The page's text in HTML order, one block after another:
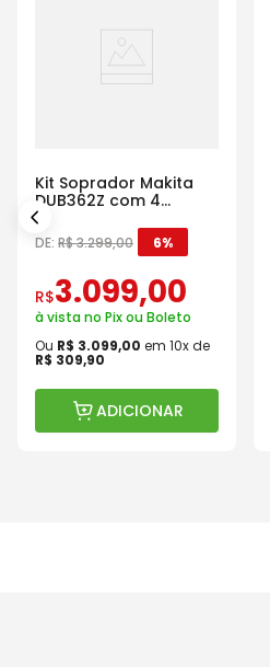
Kit Soprador Makita
DUB362Z com 4
Baterias Carregador e
Maleta
DE: R$3.299,00 6%
R$3.099,00
à vista no Pix ou Boleto
Ou R$ 3.099,00 em 10x de
R$ 309,90
ADICIONAR